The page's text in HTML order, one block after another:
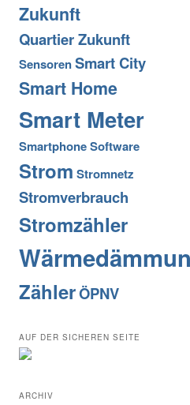
Zukunft
Quartier Zukunft
SensorenSmart City
Smart Home
Smart Meter
SmartphoneSoftware
Strom Stromnetz
Stromverbrauch
Stromzähler
ZählerÖPNV
AUF DER SICHEREN SEITE
ARCHIV